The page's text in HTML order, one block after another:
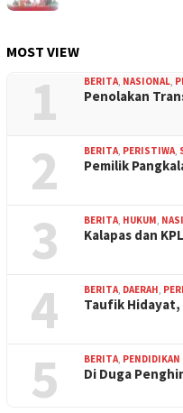
MOST VIEW
1 BERITA NASIONAL
Penolakan
2 BERITA PERISTIWA
Pemilik
3 BERITA HUKUM
Kalapas dan
4 BERITA DAERAH
Taufik
5 BERITA PENDIDIKAN
Di Duga